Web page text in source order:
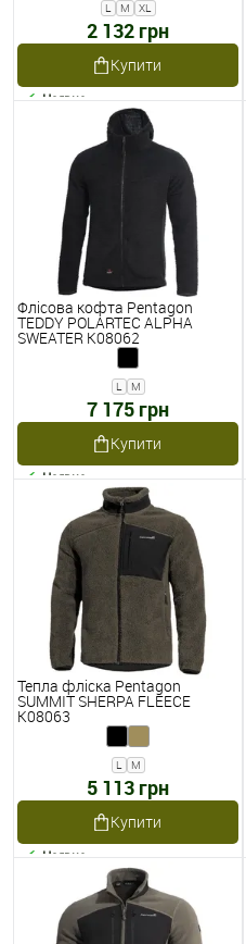
L M XL
2 132 грн
Купити
Наявне
Флісова кофта Pentagon
TEDDY POLARTEC ALPHA
SWEATER K08062
L M
7 175 грн
Купити
Наявне
Тепла фліска Pentagon
SUMMIT SHERPA FLEECE
K08063
L M
5 113 грн
Купити
Наявне